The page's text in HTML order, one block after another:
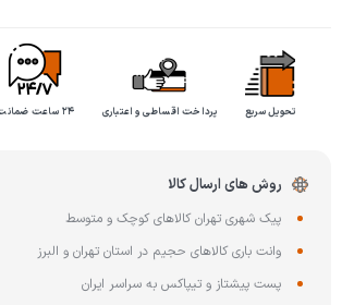
تحویل سریع پرداخت اقساطی و اعتباری ۲۴ ساعت ضمانت
روش های ارسال کالا
پیک شهری تهران کالاهای کوچک و متوسط
وانت باری کالاهای حجیم در استان تهران و البرز
پست پیشتاز و تیپاکس به سراسر ایران